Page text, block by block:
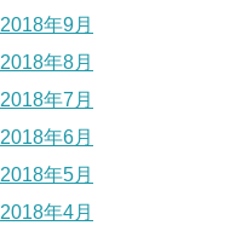
2018年9月
2018年8月
2018年7月
2018年6月
2018年5月
2018年4月